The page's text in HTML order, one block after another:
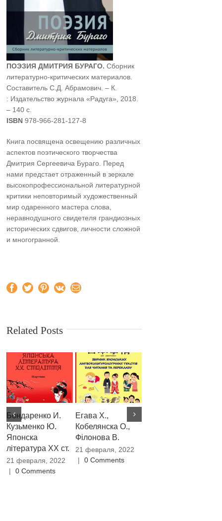
ПОЭЗИЯ ДМИТРИЯ БУРАГО. Сборник
литературно-критических материалов.
Составитель С.Д. Абрамович. – К.
: Издательство журнала «Радуга», 2018.
– 140 с.
ISBN 978-966-281-127-8
Книга посвящена освещению различных
аспектов поэтического творчества
Дмитрия Сергеевича Бураго. Перед
нами предстает отраженный в зеркале
высокопрофессиональной литературной
критики неповторимый художественный
мир одаренного мастера слова,
неравнодушного свидетеля грандиозных
исторических сдвигов, личности сложной
и многогранной.
Facebook
TwitterPinterest
Vk Email
Related Posts
Бондаренко И.
Кузьменко Ю.
Японска
література XX ст.
21 февраля, 2022
|
0 Comments
Егава Х.,
Кобелянска О.,
Філонова В.
21 февраля, 2022
|
0 Comments